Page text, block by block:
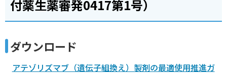
付薬生薬審発0417第1号）
ダウンロード
アテゾリズマブ（遺伝子組換え）製剤の最適使用推進ガ